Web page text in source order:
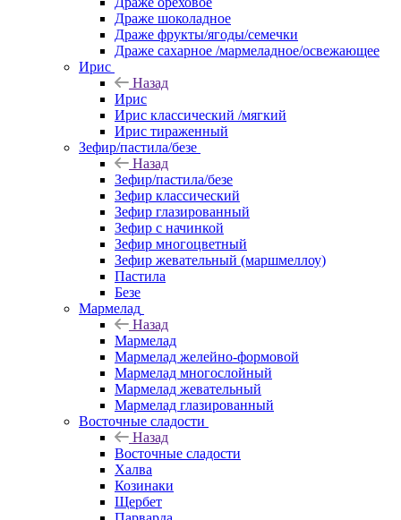
Драже шоколадное
Драже фрукты/ягоды/семечки
Драже сахарное /мармеладное/освежающее
Ирис
Назад
Ирис
Ирис классический /мягкий
Ирис тираженный
Зефир/пастила/безе
Назад
Зефир/пастила/безе
Зефир классический
Зефир глазированный
Зефир с начинкой
Зефир многоцветный
Зефир жевательный (маршмеллоу)
Пастила
Безе
Мармелад
Назад
Мармелад
Мармелад желейно-формовой
Мармелад многослойный
Мармелад жевательный
Мармелад глазированный
Восточные сладости
Назад
Восточные сладости
Халва
Козинаки
Щербет